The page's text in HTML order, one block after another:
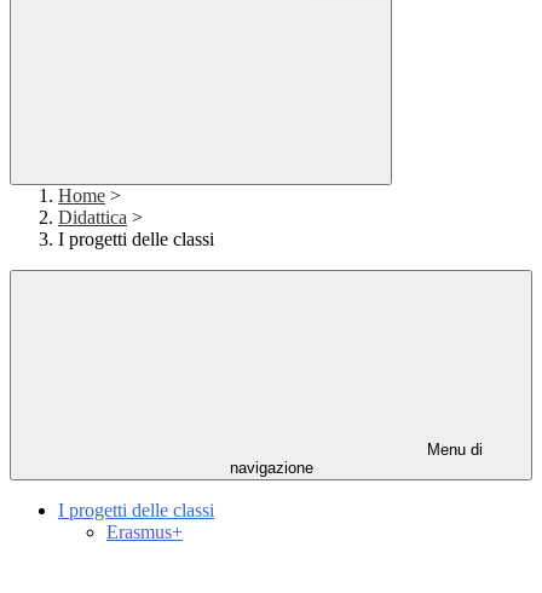
Home >
Didattica >
I progetti delle classi
Menu di
navigazione
I progetti delle classi
Erasmus+